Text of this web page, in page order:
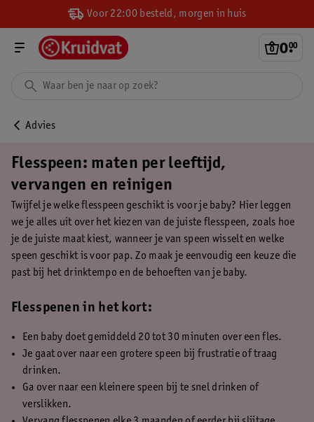
Voor 22:00 besteld, morgen in huis
0.
00
Advies
Flesspeen: maten per leeftijd,
vervangen en reinigen
Twijfel je welke flesspeen geschikt is voor je baby? Hier leggen
we je alles uit over het kiezen van de juiste flesspeen, zoals hoe
je de juiste maat kiest, wanneer je van speen wisselt en welke
speen geschikt is voor pap. Zo maak je eenvoudig een keuze die
past bij het drinktempo en de behoeften van je baby.
Flesspenen in het kort:
Een baby doet gemiddeld 20 tot 30 minuten over een fles.
Je gaat over naar een grotere speen bij frustratie of traag
drinken.
Ga over naar een kleinere speen bij te snel drinken of
verslikken.